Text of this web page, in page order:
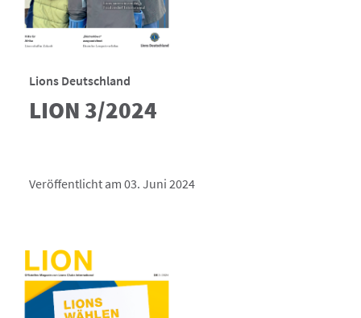
Lions Deutschland
LION 3/2024
Veröffentlicht am 03. Juni 2024